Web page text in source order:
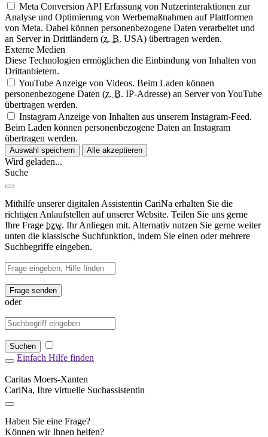
Meta Conversion API Erfassung von Nutzerinteraktionen zur
Analyse und Optimierung von Werbemaßnahmen auf Plattformen
von Meta. Dabei können personenbezogene Daten verarbeitet und
an Server in Drittländern (z. B. USA) übertragen werden.
Externe Medien
Diese Technologien ermöglichen die Einbindung von Inhalten von
Drittanbietern.
YouTube Anzeige von Videos. Beim Laden können
personenbezogene Daten (z. B. IP-Adresse) an Server von YouTube
übertragen werden.
Instagram Anzeige von Inhalten aus unserem Instagram-Feed.
Beim Laden können personenbezogene Daten an Instagram
übertragen werden.
Auswahl speichern Alle akzeptieren
Wird geladen...
Suche
Mithilfe unserer digitalen Assistentin CariNa erhalten Sie die
richtigen Anlaufstellen auf unserer Website. Teilen Sie uns gerne
Ihre Frage bzw. Ihr Anliegen mit. Alternativ nutzen Sie gerne weiter
unten die klassische Suchfunktion, indem Sie einen oder mehrere
Suchbegriffe eingeben.
Frage senden
oder
Suchen
Einfach Hilfe finden
Caritas Moers-Xanten
CariNa, Ihre virtuelle Suchassistentin
Haben Sie eine Frage?
Können wir Ihnen helfen?